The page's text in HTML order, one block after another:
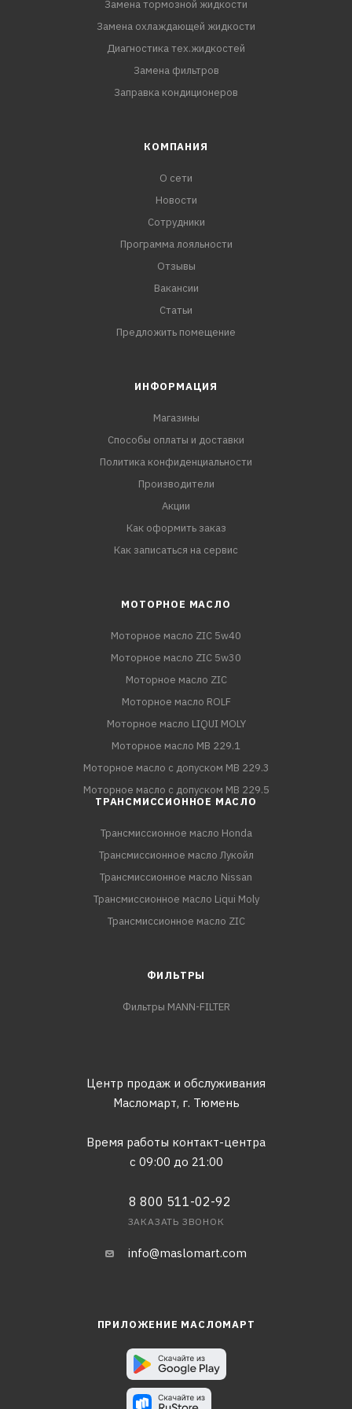
Замена тормозной жидкости
Замена охлаждающей жидкости
Диагностика тех.жидкостей
Замена фильтров
Заправка кондиционеров
КОМПАНИЯ
О сети
Новости
Сотрудники
Программа лояльности
Отзывы
Вакансии
Статьи
Предложить помещение
ИНФОРМАЦИЯ
Магазины
Способы оплаты и доставки
Политика конфиденциальности
Производители
Акции
Как оформить заказ
Как записаться на сервис
МОТОРНОЕ МАСЛО
Моторное масло ZIC 5w40
Моторное масло ZIC 5w30
Моторное масло ZIC
Моторное масло ROLF
Моторное масло LIQUI MOLY
Моторное масло MB 229.1
Моторное масло с допуском MB 229.3
Моторное масло с допуском MB 229.5
ТРАНСМИССИОННОЕ МАСЛО
Трансмиссионное масло Honda
Трансмиссионное масло Лукойл
Трансмиссионное масло Nissan
Трансмиссионное масло Liqui Moly
Трансмиссионное масло ZIC
ФИЛЬТРЫ
Фильтры MANN-FILTER
Центр продаж и обслуживания
Масломарт, г. Тюмень
Время работы контакт-центра
с 09:00 до 21:00
8 800 511-02-92
ЗАКАЗАТЬ ЗВОНОК
info@maslomart.com
ПРИЛОЖЕНИЕ МАСЛОМАРТ